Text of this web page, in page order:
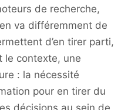
de recherche,
va différemment de
d’en tirer parti,
le contexte, une
: la nécessité
pour en tirer du
décisions au sein de